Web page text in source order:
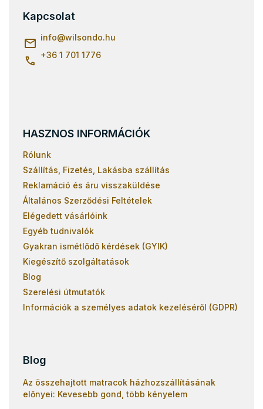
Kapcsolat
info@wilsondo.hu
+36 1 701 1776
HASZNOS INFORMÁCIÓK
Rólunk
Szállítás, Fizetés, Lakásba szállítás
Reklamáció és áru visszaküldése
Általános Szerződési Feltételek
Elégedett vásárlóink
Egyéb tudnivalók
Gyakran ismétlődő kérdések (GYIK)
Kiegészítő szolgáltatások
Blog
Szerelési útmutatók
Információk a személyes adatok kezeléséről (GDPR)
Blog
Az összehajtott matracok házhozszállításának
előnyei: Kevesebb gond, több kényelem